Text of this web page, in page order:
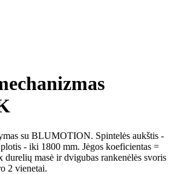
su BLUMOTION. Spintelės aukštis -
- iki 1800 mm. Jėgos koeficientas =
durelių masė ir dvigubas rankenėlės svoris
2 vienetai.